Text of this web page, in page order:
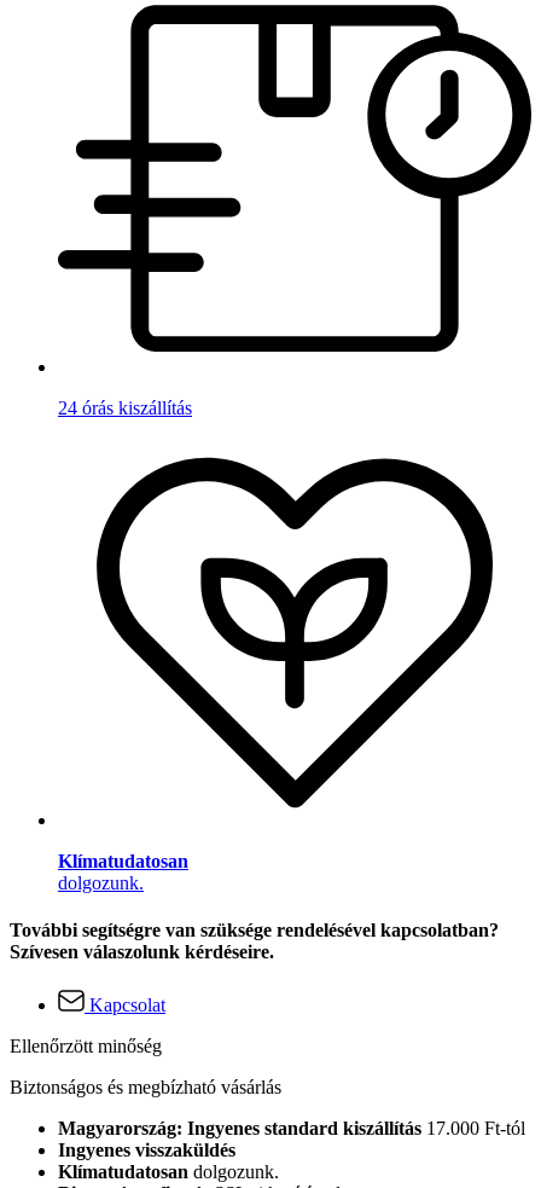
24 órás kiszállítás
Klímatudatosan
dolgozunk.
További segítségre van szüksége rendelésével kapcsolatban?
Szívesen válaszolunk kérdéseire.
Kapcsolat
Ellenőrzött minőség
Biztonságos és megbízható vásárlás
Magyarország: Ingyenes standard kiszállítás 17.000 Ft-tól
Ingyenes visszaküldés
Klímatudatosan dolgozunk.